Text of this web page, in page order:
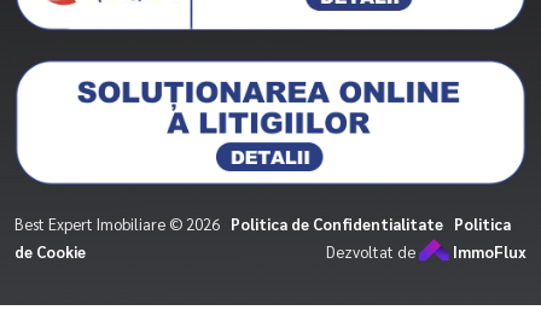
Best Expert Imobiliare © 2026 Politica de Confidentialitate Politica
de Cookie
Dezvoltat de ImmoFlux